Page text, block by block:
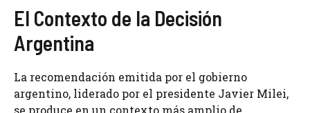
El Contexto de la Decisión
Argentina
La recomendación emitida por el gobierno
argentino, liderado por el presidente Javier Milei,
se produce en un contexto más amplio de